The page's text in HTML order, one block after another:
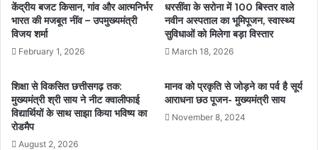
केंद्रीय बजट किसान, गांव और आत्मनिर्भर
भारत की मजबूत नींव – उपमुख्यमंत्री
विजय शर्मा
February 1, 2026
धरसींवा के सरोना में 100 बिस्तर वाले
नवीन अस्पताल का भूमिपूजन, स्वास्थ्य
सुविधाओं को मिलेगा बड़ा विस्तार
March 18, 2026
शिक्षा से विकसित छत्तीसगढ़ तक:
मुख्यमंत्री श्री साय ने नीट क्वालीफाई
विद्यार्थियों के साथ साझा किया भविष्य का
रोडमैप
August 2, 2026
मानव को प्रकृति से जोड़ने का पर्व है सूर्य
आराधना छठ पूजन- मुख्यमंत्री साय
November 8, 2024